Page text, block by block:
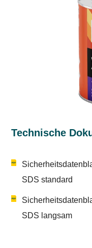
Technische
SDS standard
SDS langsam